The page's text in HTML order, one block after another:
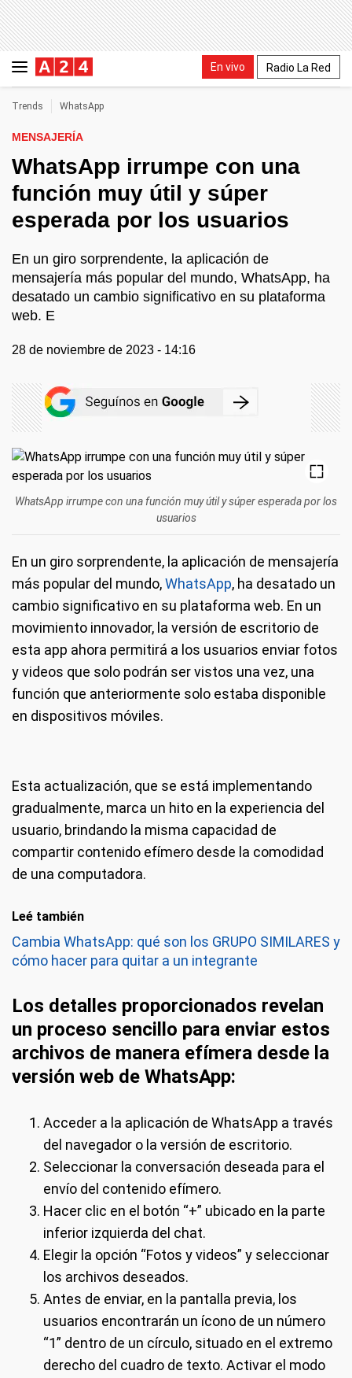
En vivo Radio La Red
Trends WhatsApp
MENSAJERÍA
WhatsApp irrumpe con una
función muy útil y súper
esperada por los usuarios
En un giro sorprendente, la aplicación de
mensajería más popular del mundo, WhatsApp, ha
desatado un cambio significativo en su plataforma
web. E
28 de noviembre de 2023 - 14:16
WhatsApp irrumpe con una función muy útil y súper esperada por los
usuarios
En un giro sorprendente, la aplicación de mensajería
más popular del mundo,WhatsApp, ha desatado un
cambio significativo en su plataforma web. En un
movimiento innovador, la versión de escritorio de
esta app ahora permitirá a los usuarios enviar fotos
y videos que solo podrán ser vistos una vez, una
función que anteriormente solo estaba disponible
en dispositivos móviles.
Esta actualización, que se está implementando
gradualmente, marca un hito en la experiencia del
usuario, brindando la misma capacidad de
compartir contenido efímero desde la comodidad
de una computadora.
Leé también
Cambia WhatsApp: qué son los GRUPO SIMILARES y
cómo hacer para quitar a un integrante
Los detalles proporcionados revelan
un proceso sencillo para enviar estos
archivos de manera efímera desde la
versión web de WhatsApp:
Acceder a la aplicación de WhatsApp a través
del navegador o la versión de escritorio.
Seleccionar la conversación deseada para el
envío del contenido efímero.
Hacer clic en el botón “+” ubicado en la parte
inferior izquierda del chat.
Elegir la opción “Fotos y videos” y seleccionar
los archivos deseados.
Antes de enviar, en la pantalla previa, los
usuarios encontrarán un ícono de un número
“1” dentro de un círculo, situado en el extremo
derecho del cuadro de texto. Activar el modo